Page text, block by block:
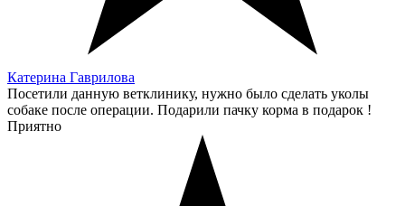
Катерина Гаврилова
Посетили данную ветклинику, нужно было сделать уколы
собаке после операции. Подарили пачку корма в подарок !
Приятно